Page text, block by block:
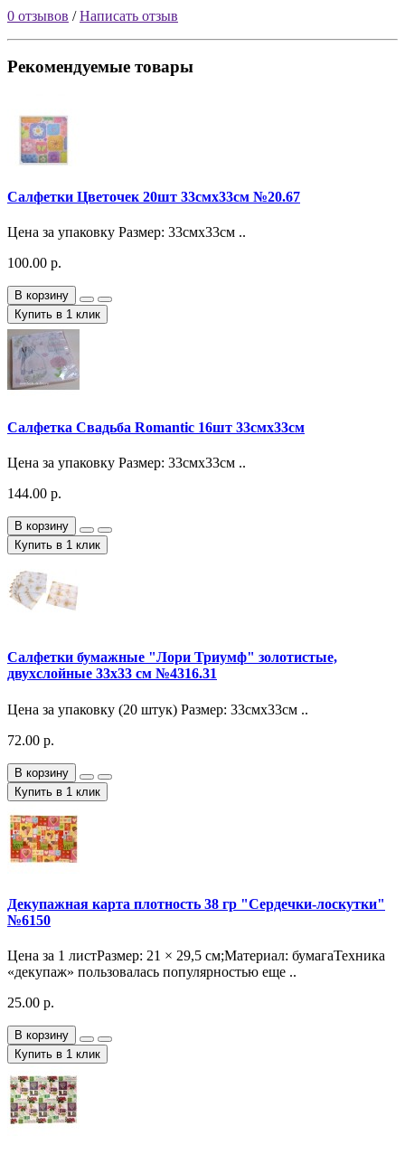
0 отзывов /Написать отзыв
Рекомендуемые товары
Салфетки Цветочек 20шт 33смх33см №20.67
Цена за упаковку Размер: 33смх33см ..
100.00 р.
В корзину
Купить в 1 клик
Салфетка Свадьба Romantic 16шт 33смх33см
Цена за упаковку Размер: 33смх33см ..
144.00 р.
В корзину
Купить в 1 клик
Салфетки бумажные "Лори Триумф" золотистые,
двухслойные 33х33 см №4316.31
Цена за упаковку (20 штук) Размер: 33смх33см ..
72.00 р.
В корзину
Купить в 1 клик
Декупажная карта плотность 38 гр "Сердечки-лоскутки"
№6150
Цена за 1 листРазмер: 21 × 29,5 см;Материал: бумагаТехника
«декупаж» пользовалась популярностью еще ..
25.00 р.
В корзину
Купить в 1 клик